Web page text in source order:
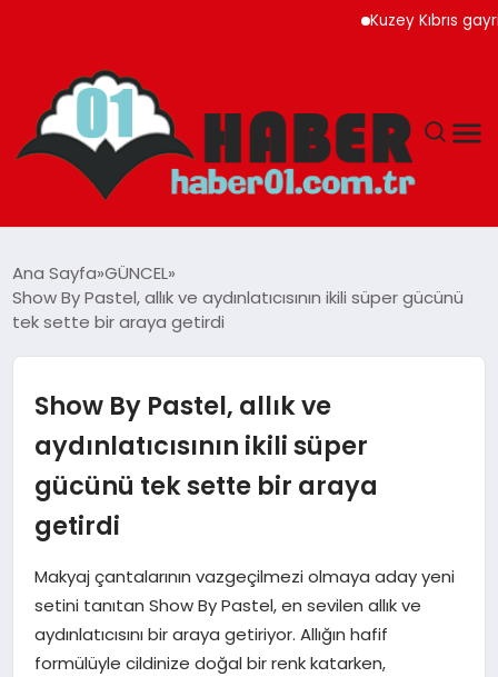
Kuzey Kıbrıs
ADANA
MAGAZIN
EĞITIM
TEKNOLOJI
Ana Sayfa GÜNCEL
Show By Pastel, allık ve aydınlatıcısının ikili süper gücünü
tek sette bir araya getirdi
Show By Pastel, allık ve
aydınlatıcısının ikili süper
gücünü tek sette bir araya
getirdi
Makyaj çantalarının vazgeçilmezi olmaya aday yeni
setini tanıtan Show By Pastel, en sevilen allık ve
aydınlatıcısını bir araya getiriyor. Allığın hafif
formülüyle cildinize doğal bir renk katarken,